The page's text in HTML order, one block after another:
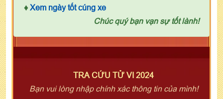
♦ Xem ngày tốt cúng xe
Chúc quý bạn vạn sự tốt lành!
TRA CỨU TỬ VI 2024
Bạn vui lòng nhập chính xác thông tin của mình!